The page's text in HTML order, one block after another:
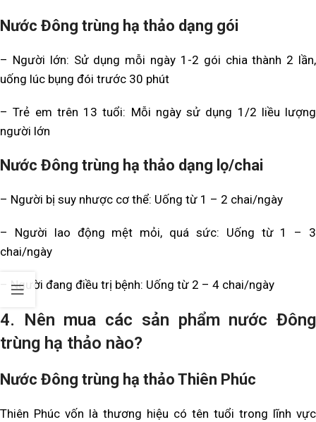
Nước Đông trùng hạ thảo dạng gói
– Người lớn: Sử dụng mỗi ngày 1-2 gói chia thành 2 lần,
uống lúc bụng đói trước 30 phút
– Trẻ em trên 13 tuổi: Mỗi ngày sử dụng 1/2 liều lượng
người lớn
Nước Đông trùng hạ thảo dạng lọ/chai
– Người bị suy nhược cơ thể: Uống từ 1 – 2 chai/ngày
– Người lao động mệt mỏi, quá sức: Uống từ 1 – 3
chai/ngày
– Người đang điều trị bệnh: Uống từ 2 – 4 chai/ngày
4. Nên mua các sản phẩm nước Đông
trùng hạ thảo nào?
Nước Đông trùng hạ thảo Thiên Phúc
Thiên Phúc vốn là thương hiệu có tên tuổi trong lĩnh vực